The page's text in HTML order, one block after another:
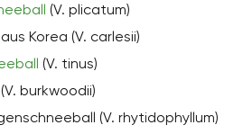
(V. plicatum)
Korea (V. carlesii)
(V. tinus)
burkwoodii)
(V. rhytidophyllum)